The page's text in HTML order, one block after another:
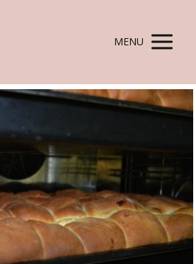
MENU